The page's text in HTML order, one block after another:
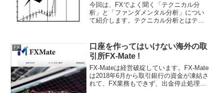
今回は、FXでよく聞く「テクニカル分
析」と「ファンダメンタル分析」につい
て紹介します。テクニカル分析とはテク
ことです。為替は経済や政治、地政学リ
スク等から影響を受けます...
FX
口座を作ってはいけない海外の取
引所FX-Mate !
FX-Mateは経営破綻しています。FX-Mate
は2018年6月から取引銀行の資金が凍結さ
れて、FX業務もできず、出金停止処理が